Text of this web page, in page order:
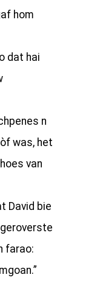
hom
dat hai
n
was, het
van
David bie
farao: